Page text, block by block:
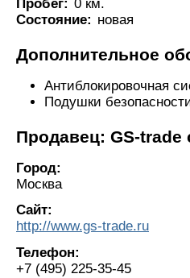
Пробег: 0 км.
Состояние: новая
Дополнительное
Антиблокировочная
Подушки
Продавец: GS-trade
Город:
Москва
Сайт:
http://www.gs-trade.ru
Телефон:
+7 (495) 225-35-45